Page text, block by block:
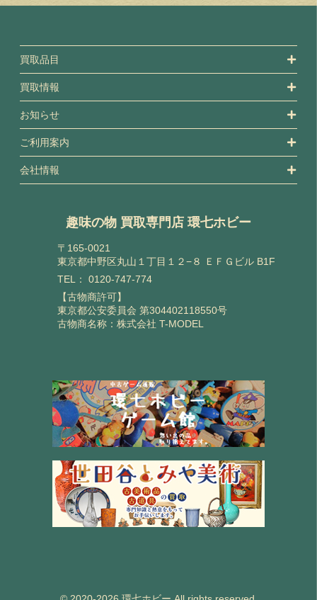
買取品目
買取情報
お知らせ
ご利用案内
会社情報
趣味の物 買取専門店 環七ホビー
〒165-0021
東京都中野区丸山１丁目１２−８ ＥＦＧビル B1F
TEL： 0120-747-774
【古物商許可】
東京都公安委員会 第304402118550号
古物商名称：株式会社 T-MODEL